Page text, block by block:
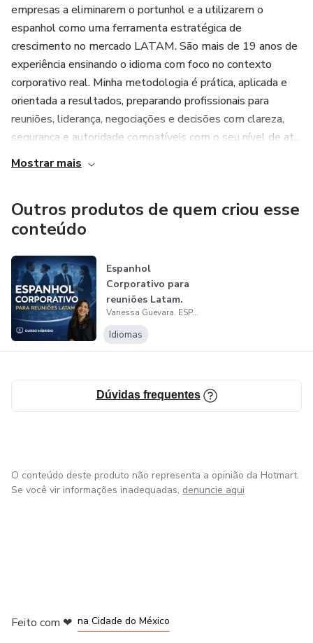
✔️ Autonomia para participar, opinar e se posicionar
✔️ Menos ansiedade, menos improviso e mais controle da
comunicação
✔️ Mais presença, credibilidade e respeito profissional
Você passa a se comunicar em espanhol com mais
um profissional preparado para atuar no mercado LATAM.
👉 Se você quer evoluir profissionalmente e deixar de ser
limitado pelo idioma, este curso é o próximo passo.
empresas a eliminarem o portunhol e a utilizarem o
espanhol como uma ferramenta estratégica de
crescimento no mercado LATAM. São mais de 19 anos de
experiência ensinando o idioma com foco no contexto
corporativo real. Minha metodologia é prática, aplicada e
orientada a resultados, preparando profissionais para
reuniões, liderança, negociações e decisões com clareza,
segurança e autoridade compatíveis com o seu nível de at...
Mostrar mais
Outros produtos de quem criou esse
conteúdo
Espanhol
Corporativo para
reuniões Latam.
Vanessa Guevara. ESPANHOL DE NEGÓCIOS VG
Idiomas
Dúvidas frequentes
O conteúdo deste produto não representa a opinião da Hotmart.
Se você vir informações inadequadas, denuncie aqui
Feito com ❤ na Cidade do México